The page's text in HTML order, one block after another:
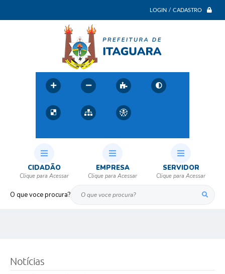
LOGIN / CADASTRO
O que voce procura?
CIDADÃO EMPRESA SERVIDOR
Notícias